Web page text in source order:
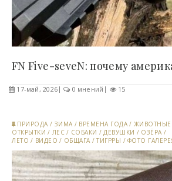
17-май, 2026 0 мнений 15
ПРИРОДА / ЗИМА / ВРЕМЕНА ГОДА / ЖИВОТНЫЕ
ОТКРЫТКИ / ЛЕС / СОБАКИ / ДЕВУШКИ / ОЗЁРА /
ЛЕТО / ВИДЕО / ОБЩАГА /ТИГРРЫ / ФОТО